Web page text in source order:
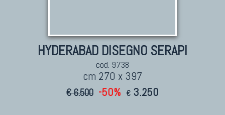
HYDERABAD DISEGNO SERAPI
cod. 9738
cm 270 x 397
€ 6.500 -50% € 3.250